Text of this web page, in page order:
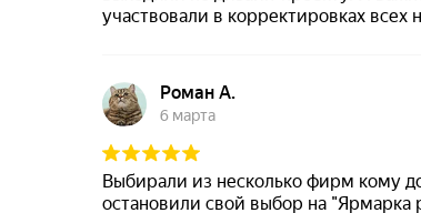
НАШИ ПРОЕКТЫ